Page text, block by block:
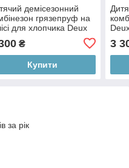
демісезонний
грязепруф на
для хлопчика Deux
₴
Купити
3
за рік